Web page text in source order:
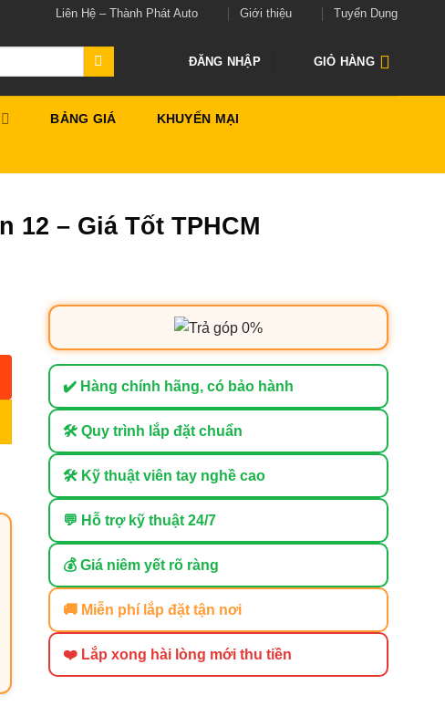
Liên Hệ – Thành Phát Auto Giới thiệu Tuyển Dụng
ĐĂNG NHẬP GIỎ HÀNG
BẢNG GIÁ KHUYẾN MẠI
12 – Giá Tốt TPHCM
✔️ Hàng chính hãng, có bảo hành
🛠 Quy trình lắp đặt chuẩn
🛠 Kỹ thuật viên tay nghề cao
💬 Hỗ trợ kỹ thuật 24/7
💰 Giá niêm yết rõ ràng
🚚 Miễn phí lắp đặt tận nơi
❤️ Lắp xong hài lòng mới thu tiền